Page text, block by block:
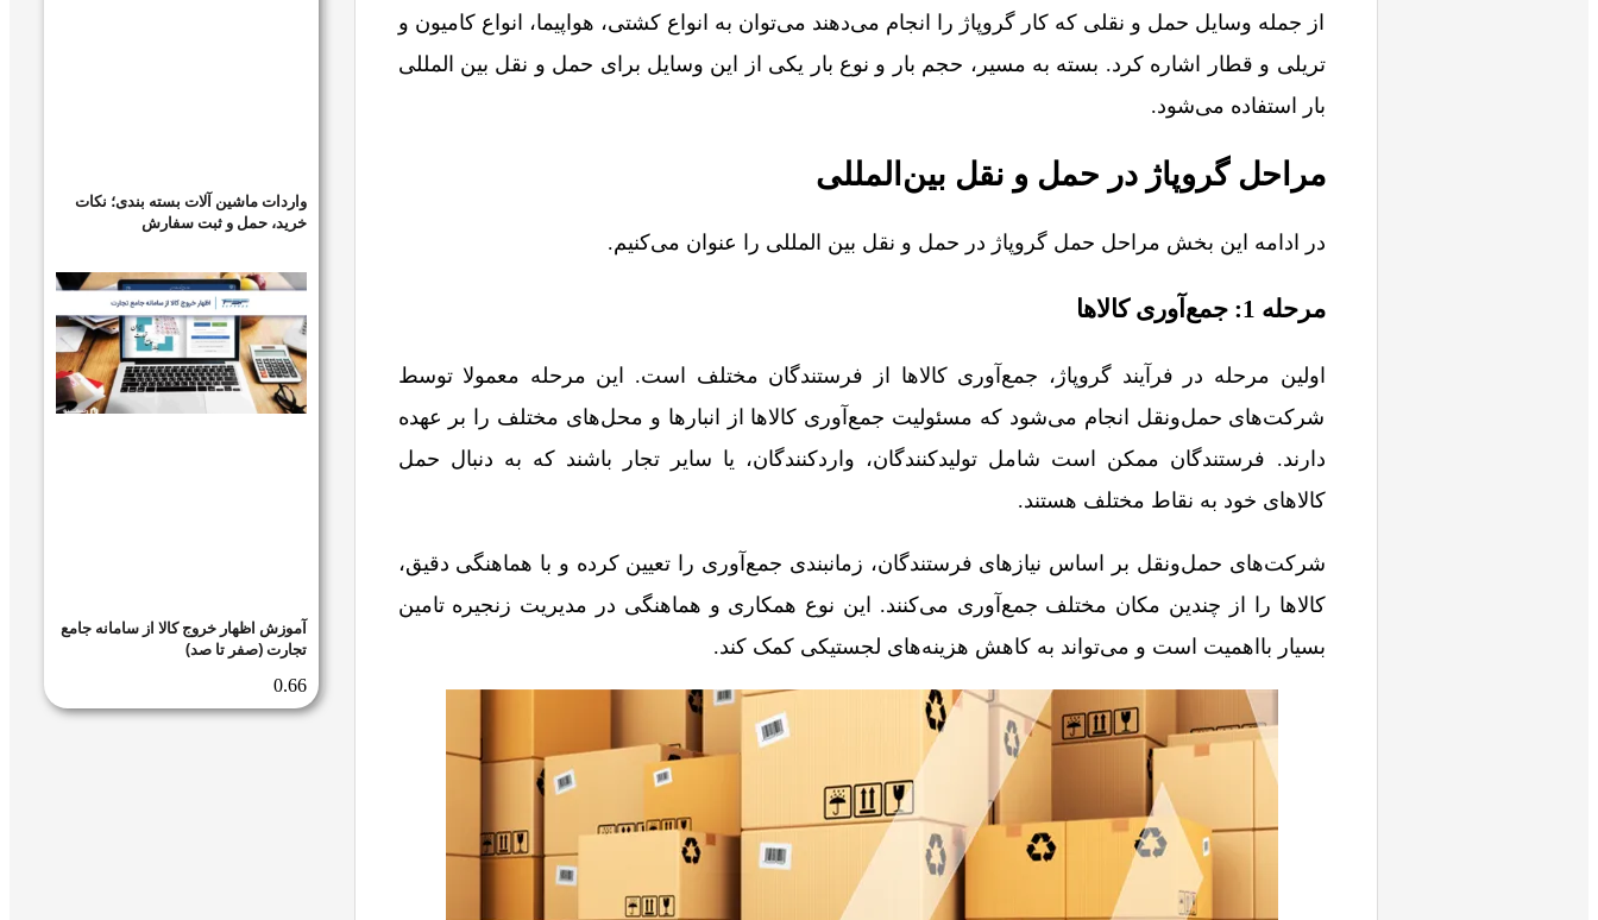
از جمله وسایل حمل و نقلی که کار گروپاژ را انجام می‌دهند می‌توان به انواع کشتی، هواپیما، انواع کامیون و
تریلی و قطار اشاره کرد. بسته به مسیر، حجم بار و نوع بار یکی از این وسایل برای حمل و نقل بین المللی
بار استفاده می‌شود.
مراحل گروپاژ در حمل‌ و نقل بین‌المللی
در ادامه این بخش مراحل حمل گروپاژ در حمل و نقل بین المللی را عنوان می‌کنیم.
مرحله 1: جمع‌آوری کالاها
اولین مرحله در فرآیند گروپاژ، جمع‌آوری کالاها از فرستندگان مختلف است. این مرحله معمولا توسط
شرکت‌های حمل‌ونقل انجام می‌شود که مسئولیت جمع‌آوری کالاها از انبارها و محل‌های مختلف را بر عهده
دارند. فرستندگان ممکن است شامل تولیدکنندگان، واردکنندگان، یا سایر تجار باشند که به دنبال حمل
کالاهای خود به نقاط مختلف هستند.
شرکت‌های حمل‌ونقل بر اساس نیازهای فرستندگان، زمانبندی جمع‌آوری را تعیین کرده و با هماهنگی دقیق،
کالاها را از چندین مکان مختلف جمع‌آوری می‌کنند. این نوع همکاری و هماهنگی در مدیریت زنجیره تامین
بسیار بااهمیت است و می‌تواند به کاهش هزینه‌های لجستیکی کمک کند.
واردات ماشین آلات بسته بندی؛ نکات
خرید، حمل و ثبت سفارش
آموزش اظهار خروج کالا از سامانه جامع
تجارت (صفر تا صد)